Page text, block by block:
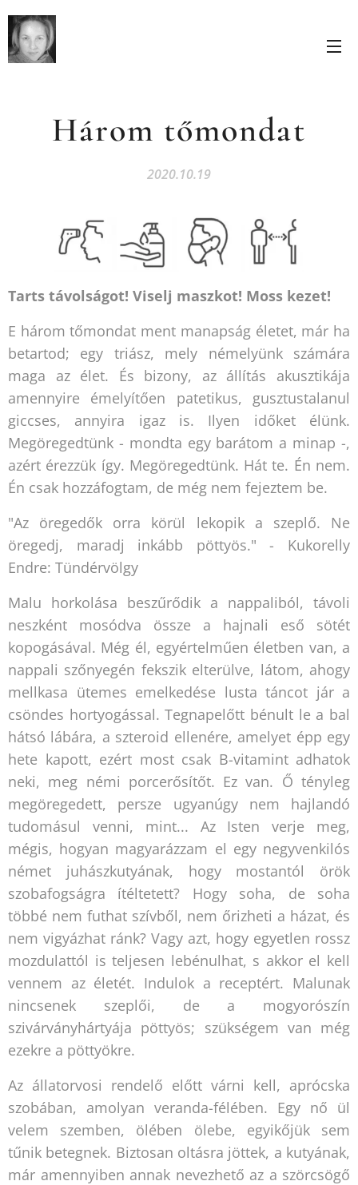
Három tőmondat
2020.10.19
Tarts távolságot! Viselj maszkot! Moss kezet!
E három tőmondat ment manapság életet, már ha
betartod; egy triász, mely némelyünk számára
maga az élet. És bizony, az állítás akusztikája
amennyire émelyítően patetikus, gusztustalanul
giccses, annyira igaz is. Ilyen időket élünk.
Megöregedtünk - mondta egy barátom a minap -,
azért érezzük így. Megöregedtünk. Hát te. Én nem.
Én csak hozzáfogtam, de még nem fejeztem be.
"Az öregedők orra körül lekopik a szeplő. Ne
öregedj, maradj inkább pöttyös." - Kukorelly
Endre: Tündérvölgy
Malu horkolása beszűrődik a nappaliból, távoli
neszként mosódva össze a hajnali eső sötét
kopogásával. Még él, egyértelműen életben van, a
nappali szőnyegén fekszik elterülve, látom, ahogy
mellkasa ütemes emelkedése lusta táncot jár a
csöndes hortyogással. Tegnapelőtt bénult le a bal
hátsó lábára, a szteroid ellenére, amelyet épp egy
hete kapott, ezért most csak B-vitamint adhatok
neki, meg némi porcerősítőt. Ez van. Ő tényleg
megöregedett, persze ugyanúgy nem hajlandó
tudomásul venni, mint... Az Isten verje meg,
mégis, hogyan magyarázzam el egy negyvenkilós
német juhászkutyának, hogy mostantól örök
szobafogságra ítéltetett? Hogy soha, de soha
többé nem futhat szívből, nem őrizheti a házat, és
nem vigyázhat ránk? Vagy azt, hogy egyetlen rossz
mozdulattól is teljesen lebénulhat, s akkor el kell
vennem az életét. Indulok a receptért. Malunak
nincsenek szeplői, de a mogyorószín
szivárványhártyája pöttyös; szükségem van még
ezekre a pöttyökre.
Az állatorvosi rendelő előtt várni kell, aprócska
szobában, amolyan veranda-félében. Egy nő ül
velem szemben, ölében ölebe, egyikőjük sem
tűnik betegnek. Biztosan oltásra jöttek, a kutyának,
már amennyiben annak nevezhető az a szörcsögő